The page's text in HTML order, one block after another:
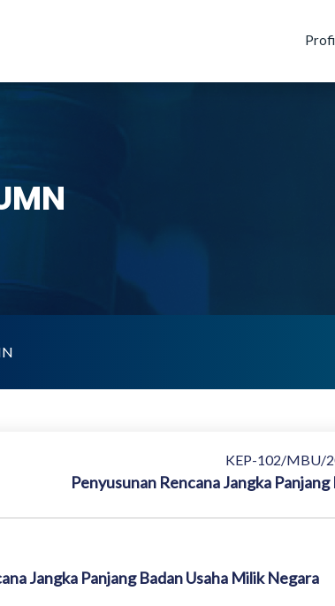
KEP-102/MBU/
Penyusunan Rencana Jangka
Jangka Panjang Badan Usaha Milik Negara